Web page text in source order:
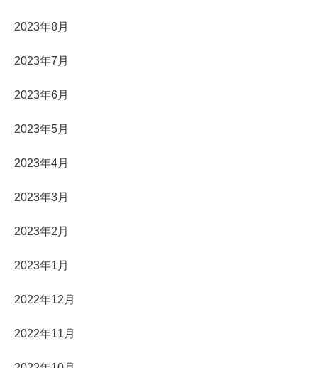
2023年8月
2023年7月
2023年6月
2023年5月
2023年4月
2023年3月
2023年2月
2023年1月
2022年12月
2022年11月